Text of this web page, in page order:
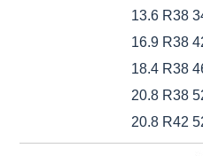
13.6 R38
16.9 R38
18.4 R38
20.8 R38
20.8 R42